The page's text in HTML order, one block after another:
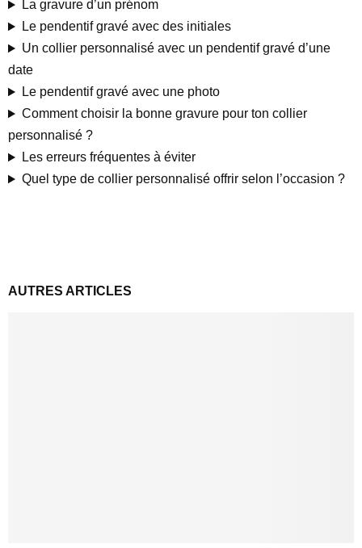
La gravure d’un prénom
Le pendentif gravé avec des initiales
Un collier personnalisé avec un pendentif gravé d’une
date
Le pendentif gravé avec une photo
Comment choisir la bonne gravure pour ton collier
personnalisé ?
Les erreurs fréquentes à éviter
Quel type de collier personnalisé offrir selon l’occasion ?
AUTRES ARTICLES